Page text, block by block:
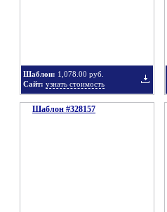
Шаблон: 1,078.00 руб.
Сайт: узнать стоимость
Шаблон #328157